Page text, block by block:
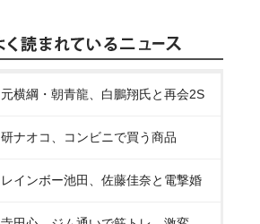
元横綱・朝青龍、白鵬翔氏と再会2S
研ナオコ、コンビニで買う商品
レインボー池田、佐藤佳奈と電撃婚